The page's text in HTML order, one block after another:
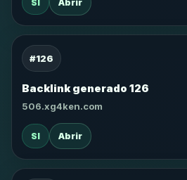
SI Abrir
#126
Backlink generado 126
506.xg4ken.com
SI Abrir